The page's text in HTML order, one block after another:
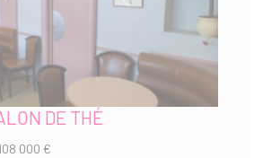
DE THÉ
000 €